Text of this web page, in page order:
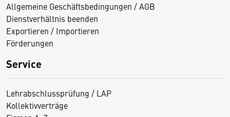
Allgemeine Geschäftsbedingungen / AGB
Dienstverhältnis beenden
Exportieren / Importieren
Förderungen
Service
Lehrabschlussprüfung / LAP
Kollektivverträge